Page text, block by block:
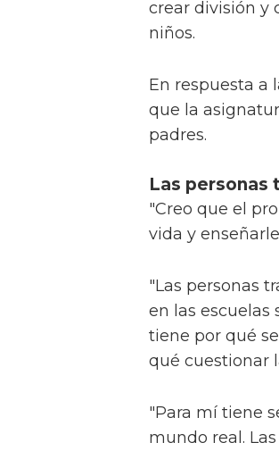
crear división y
niños.
En respuesta a
que la
padres.
Las personas
"Creo que el
vida y
"Las personas
en las escuelas
tiene por qué
qué cuestionar
"Para mí tiene
mundo real.